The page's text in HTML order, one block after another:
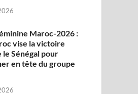
Maroc-2026 :
vise la victoire
Sénégal pour
en tête du groupe